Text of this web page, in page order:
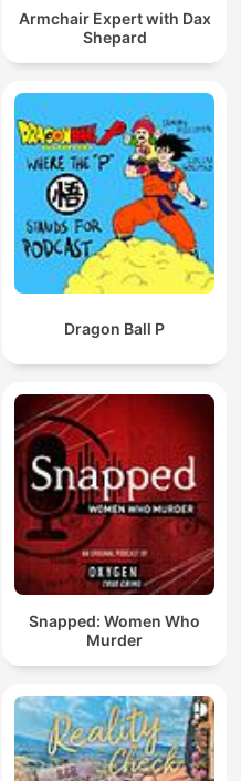
Armchair Expert with Dax
Shepard
Dragon Ball P
Snapped: Women Who
Murder